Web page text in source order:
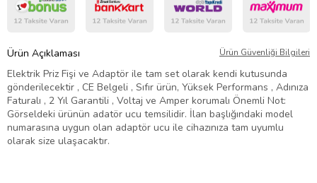
Ürün Açıklaması Ürün Güvenliği Bilgileri
Elektrik Priz Fişi ve Adaptör ile tam set olarak kendi kutusunda
gönderilecektir , CE Belgeli , Sıfır ürün, Yüksek Performans , Adınıza
Faturalı , 2 Yıl Garantili , Voltaj ve Amper korumalı Önemli Not:
Görseldeki ürünün adatör ucu temsilidir. İlan başlığındaki model
numarasına uygun olan adaptör ucu ile cihazınıza tam uyumlu
olarak size ulaşacaktır.